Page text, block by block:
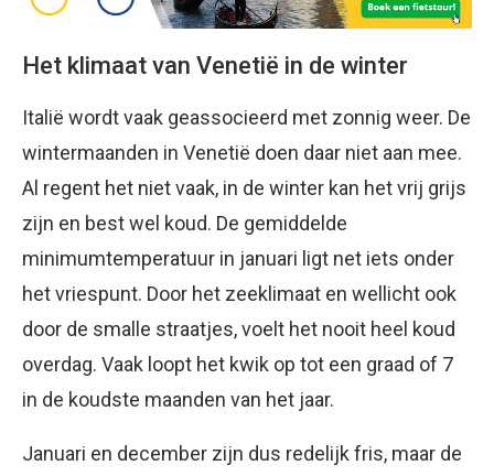
Het klimaat van Venetië in de winter
Italië wordt vaak geassocieerd met zonnig weer. De
wintermaanden in Venetië doen daar niet aan mee.
Al regent het niet vaak, in de winter kan het vrij grijs
zijn en best wel koud. De gemiddelde
minimumtemperatuur in januari ligt net iets onder
het vriespunt. Door het zeeklimaat en wellicht ook
door de smalle straatjes, voelt het nooit heel koud
overdag. Vaak loopt het kwik op tot een graad of 7
in de koudste maanden van het jaar.
Januari en december zijn dus redelijk fris, maar de